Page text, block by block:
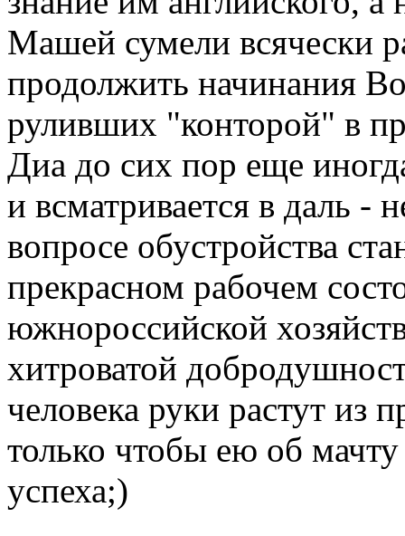
Машей сумели всячески
продолжить начинания
руливших "конторой" в
Диа до сих пор еще
и всматривается в даль -
вопросе обустройства
прекрасном рабочем
южнороссийской
хитроватой
человека руки растут из
только чтобы ею об
успеха;)